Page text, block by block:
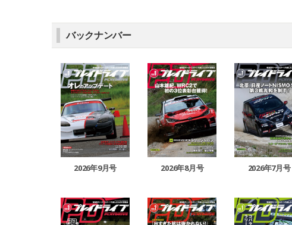
バックナンバー
2026年9月号 2026年8月号 2026年7月号